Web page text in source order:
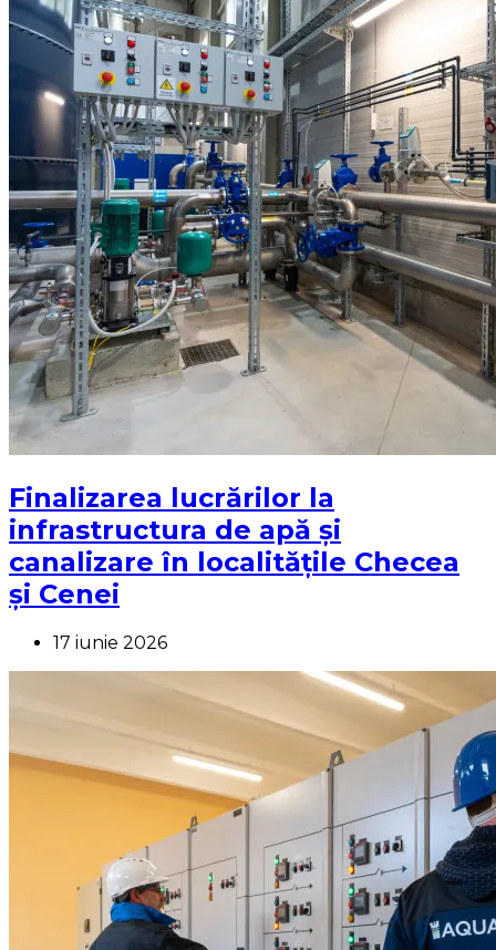
Finalizarea lucrărilor la
infrastructura de apă și
canalizare în localitățile Checea
și Cenei
17 iunie 2026